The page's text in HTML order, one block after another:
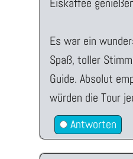
Eiskaffee
Es war ein
Spaß, toller
Guide. Absolut
würden die Tour
Antworten